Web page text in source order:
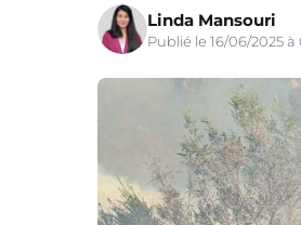
Linda Mansouri
Publié le 16/06/2025 à